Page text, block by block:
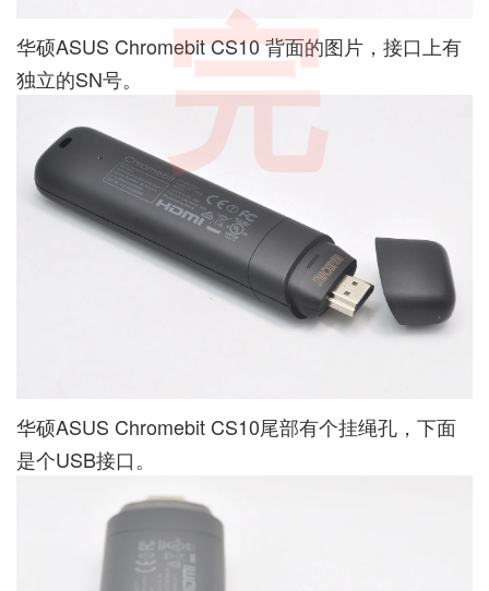
华硕ASUS Chromebit CS10 背面的图片，接口上有
独立的SN号。
华硕ASUS Chromebit CS10尾部有个挂绳孔，下面
是个USB接口。
完